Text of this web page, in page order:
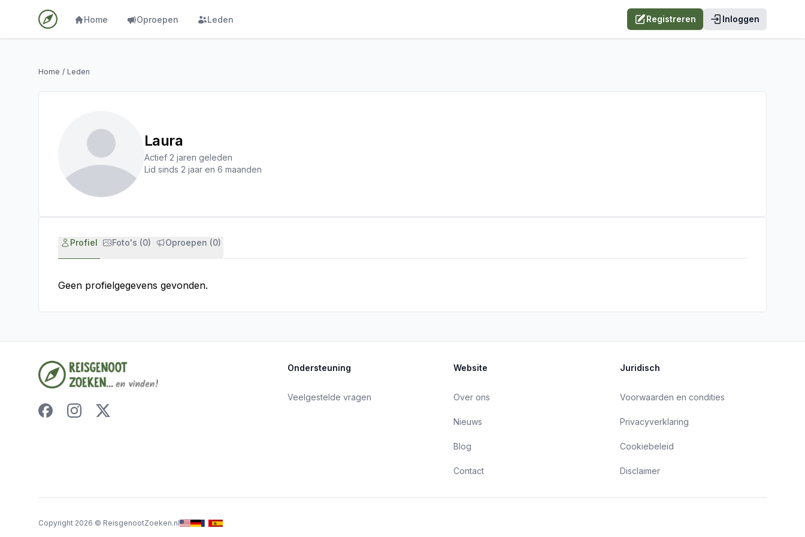
Home Oproepen Leden Registreren Inloggen
Home / Leden
Laura
Actief 2 jaren geleden
Lid sinds 2 jaar en 6 maanden
Profiel Foto's (0) Oproepen (0)
Geen profielgegevens gevonden.
Ondersteuning
Veelgestelde vragen
Website
Over ons
Nieuws
Blog
Contact
Juridisch
Voorwaarden en condities
Privacyverklaring
Cookiebeleid
Disclaimer
Copyright 2026 © ReisgenootZoeken.nl